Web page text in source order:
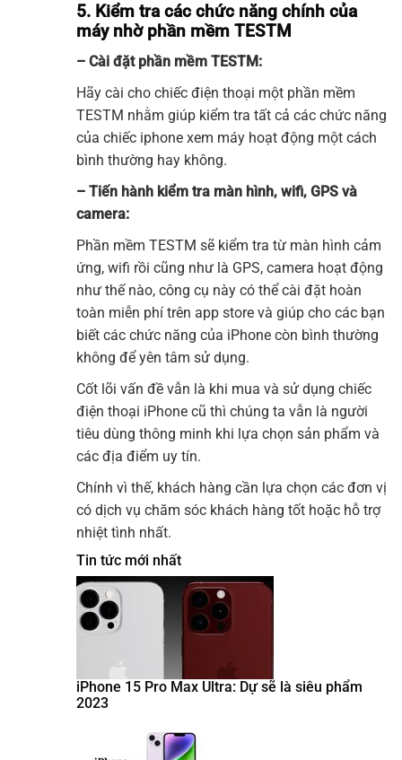
5. Kiểm tra các chức năng chính của
máy nhờ phần mềm TESTM
– Cài đặt phần mềm TESTM:
Hãy cài cho chiếc điện thoại một phần mềm
TESTM nhằm giúp kiểm tra tất cả các chức năng
của chiếc iphone xem máy hoạt động một cách
bình thường hay không.
– Tiến hành kiểm tra màn hình, wifi, GPS và
camera:
Phần mềm TESTM sẽ kiểm tra từ màn hình cảm
ứng, wifi rồi cũng như là GPS, camera hoạt động
như thế nào, công cụ này có thể cài đặt hoàn
toàn miễn phí trên app store và giúp cho các bạn
biết các chức năng của iPhone còn bình thường
không để yên tâm sử dụng.
Cốt lõi vấn đề vẫn là khi mua và sử dụng chiếc
điện thoại iPhone cũ thì chúng ta vẫn là người
tiêu dùng thông minh khi lựa chọn sản phẩm và
các địa điểm uy tín.
Chính vì thế, khách hàng cần lựa chọn các đơn vị
có dịch vụ chăm sóc khách hàng tốt hoặc hỗ trợ
nhiệt tình nhất.
Tin tức mới nhất
iPhone 15 Pro Max Ultra: Dự sẽ là siêu phẩm
2023